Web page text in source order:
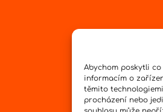
Abychom poskytli
informacím o
těmito
procházení nebo